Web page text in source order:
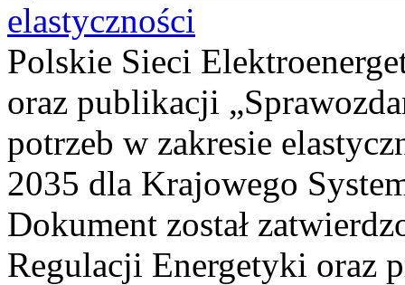
elastyczności
Polskie Sieci
oraz publikacji
potrzeb w zakresie
2035 dla Krajowego
Dokument został
Regulacji Energetyki oraz